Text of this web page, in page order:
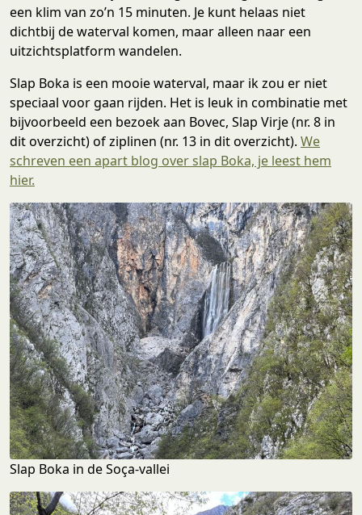
een klim van zo’n 15 minuten. Je kunt helaas niet
dichtbij de waterval komen, maar alleen naar een
uitzichtsplatform wandelen.
Slap Boka is een mooie waterval, maar ik zou er niet
speciaal voor gaan rijden. Het is leuk in combinatie met
bijvoorbeeld een bezoek aan Bovec, Slap Virje (nr. 8 in
dit overzicht) of ziplinen (nr. 13 in dit overzicht). We
schreven een apart blog over slap Boka, je leest hem
hier.
Slap Boka in de Soça-vallei